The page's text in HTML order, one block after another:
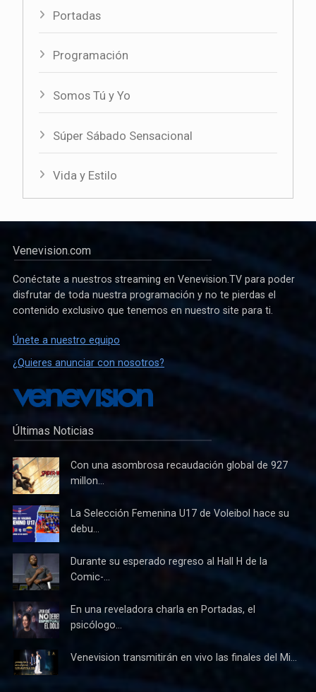
Portadas
Programación
Somos Tú y Yo
Súper Sábado Sensacional
Vida y Estilo
Venevision.com
Conéctate a nuestros streaming en Venevision.TV para poder
disfrutar de toda nuestra programación y no te pierdas el
contenido exclusivo que tenemos en nuestro site para ti.
Únete a nuestro equipo
¿Quieres anunciar con nosotros?
Últimas Noticias
Con una asombrosa recaudación global de 927
millon...
La Selección Femenina U17 de Voleibol hace su
debu...
Durante su esperado regreso al Hall H de la
Comic-...
En una reveladora charla en Portadas, el
psicólogo...
Venevision transmitirán en vivo las finales del Mi...